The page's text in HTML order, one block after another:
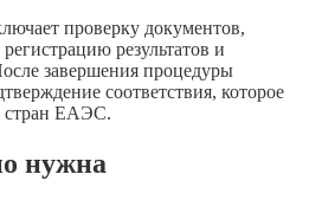
проверку документов,
результатов и
завершения процедуры
соответствия, которое
стран ЕАЭС.
нужна